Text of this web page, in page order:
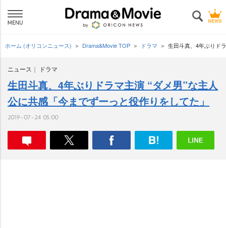
ホーム (オリコンニュース) Drama&Movie TOP ドラマ 生田斗真、4年ぶりド
ニュース ドラマ
生田斗真、4年ぶりドラマ主演 “ダメ男”な主人
公に共感「今までずーっと役作りをしてた」
2019-07-24 05:00